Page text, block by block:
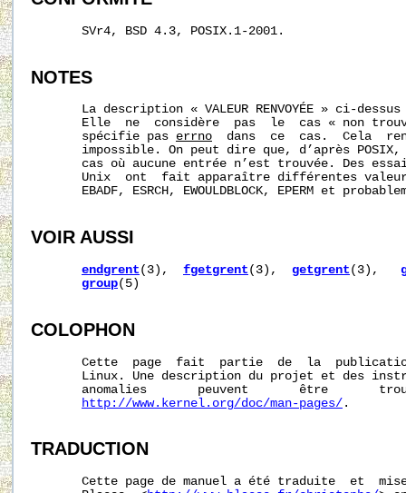
       SVr4, BSD 4.3, POSIX.1-2001.
NOTES
La description « VALEUR RENVOYÉE » ci-
Elle  ne  considère  pas  le  cas « non
       spécifie pas
errno
dans  ce  cas.  Cela
impossible. On peut dire que, d’après
cas où aucune entrée n’est trouvée. Des
Unix  ont  fait apparaître différentes
EBADF, ESRCH, EWOULDBLOCK, EPERM et
VOIR AUSSI
endgrent (3), fgetgrent (3), getgrent (3),
group(5)
COLOPHON
Cette  page  fait  partie  de  la
Linux. Une description du projet et des
anomalies       peuvent       être
http://www.kernel.org/doc/man-pages/ .
TRADUCTION
Cette page de manuel a été traduite  et